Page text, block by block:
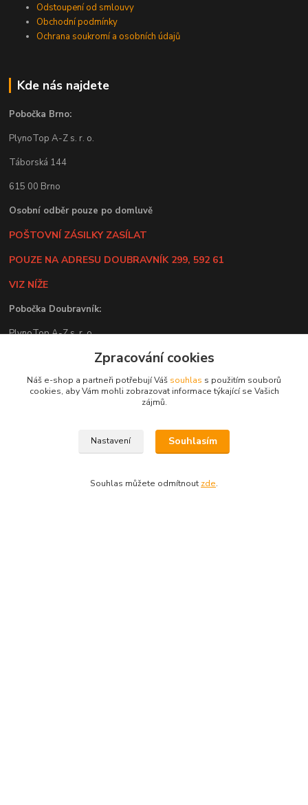
Odstoupení od smlouvy
Obchodní podmínky
Ochrana soukromí a osobních údajů
Kde nás najdete
Pobočka Brno:
PlynoTop A-Z s. r. o.
Táborská 144
615 00 Brno
Osobní odběr pouze po domluvě
POŠTOVNÍ ZÁSILKY ZASÍLAT
POUZE NA ADRESU DOUBRAVNÍK 299, 592 61
VIZ NÍŽE
Pobočka Doubravník:
PlynoTop A-Z s .r. o.
592 61 Doubravník
Odběr zboží po potvrzení obchodem.
Ohodnoťte nás na:
Zpracování cookies
Náš e-shop a partneři potřebují Váš souhlas s použitím souborů
cookies, aby Vám mohli zobrazovat informace týkající se Vašich
zájmů.
Nastavení Souhlasím
Souhlas můžete odmítnout zde.